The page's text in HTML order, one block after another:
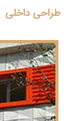
طراحی داخلی